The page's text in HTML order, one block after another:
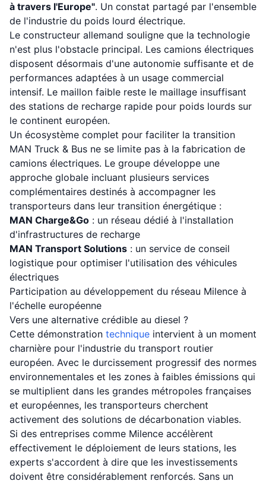
à travers l'Europe". Un constat partagé par l'ensemble
de l'industrie du poids lourd électrique.
Le constructeur allemand souligne que la technologie
n'est plus l'obstacle principal. Les camions électriques
disposent désormais d'une autonomie suffisante et de
performances adaptées à un usage commercial
intensif. Le maillon faible reste le maillage insuffisant
des stations de recharge rapide pour poids lourds sur
le continent européen.
Un écosystème complet pour faciliter la transition
MAN Truck & Bus ne se limite pas à la fabrication de
camions électriques. Le groupe développe une
approche globale incluant plusieurs services
complémentaires destinés à accompagner les
transporteurs dans leur transition énergétique :
MAN Charge&Go : un réseau dédié à l'installation
d'infrastructures de recharge
MAN Transport Solutions : un service de conseil
logistique pour optimiser l'utilisation des véhicules
électriques
Participation au développement du réseau Milence à
l'échelle européenne
Vers une alternative crédible au diesel ?
Cette démonstration technique intervient à un moment
charnière pour l'industrie du transport routier
européen. Avec le durcissement progressif des normes
environnementales et les zones à faibles émissions qui
se multiplient dans les grandes métropoles françaises
et européennes, les transporteurs cherchent
activement des solutions de décarbonation viables.
Si des entreprises comme Milence accélèrent
effectivement le déploiement de leurs stations, les
experts s'accordent à dire que les investissements
doivent être considérablement renforcés. Sans un